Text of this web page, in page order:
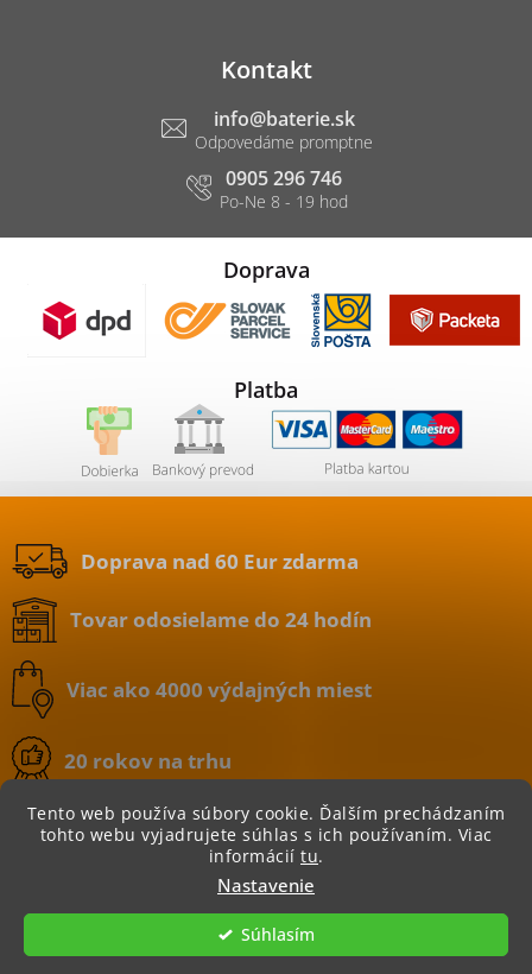
Tento web používa súbory cookie. Ďalším prechádzaním
tohto webu vyjadrujete súhlas s ich používaním. Viac
informácií tu.
Nastavenie
Súhlasím
Kontakt
info@baterie.sk
0905 296 746
Doprava
Platba
Doprava nad 60 Eur zdarma
Tovar odosielame do 24 hodín
Viac ako 4000 výdajných miest
20 rokov na trhu
Vytvoril Shoptet |Nakódoval eshopGuru
BATERIE.sk | internetový obchod
Všetky práva vyhradené.